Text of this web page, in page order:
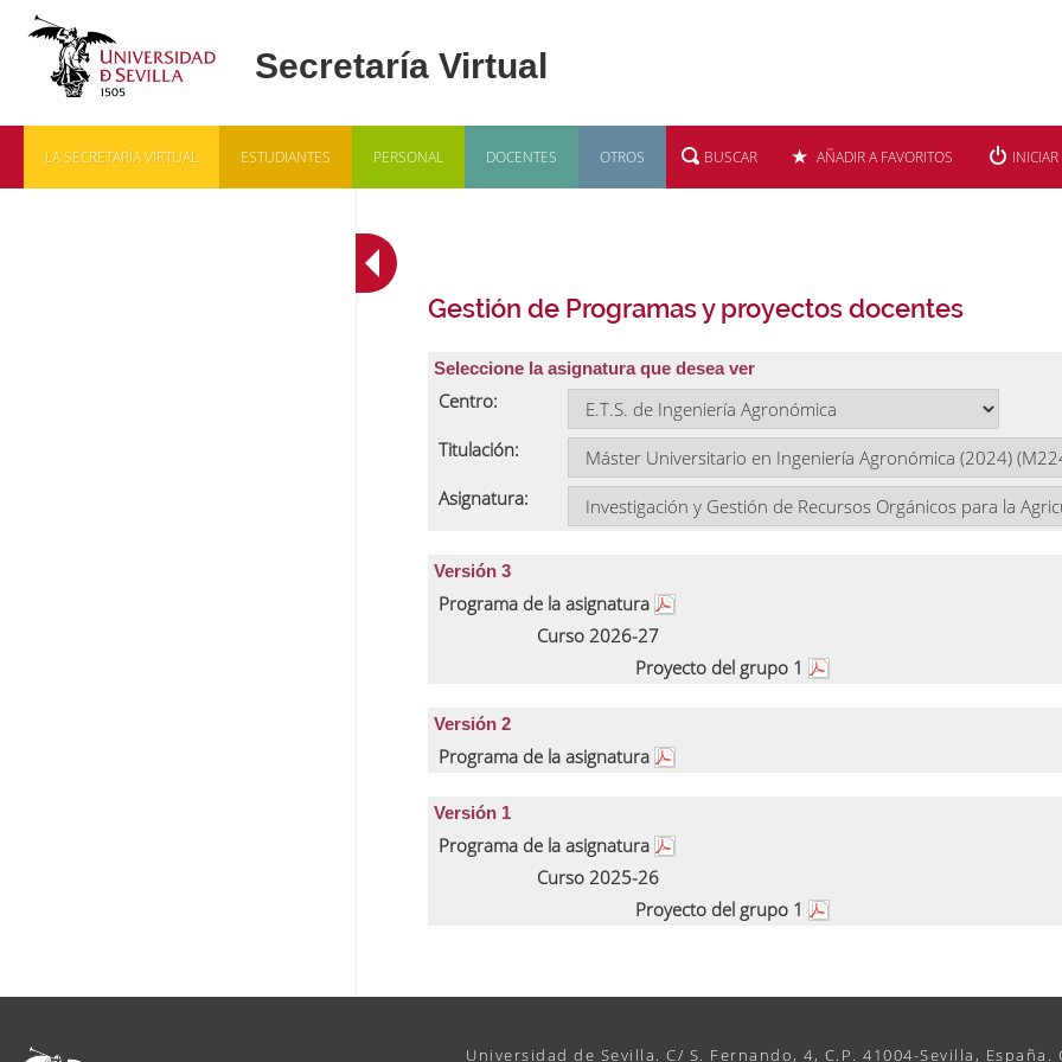
LA SECRETARÍA VIRTUAL ESTUDIANTES PERSONAL DOCENTES OTROS BUSCAR AÑADIR A FAVORITOS
Gestión de Programas y proyectos docentes
Seleccione la asignatura que desea ver
Centro:
Titulación:
Asignatura:
Versión 3
Programa de la asignatura
Curso 2026-27
Proyecto del grupo 1
Versión 2
Programa de la asignatura
Versión 1
Programa de la asignatura
Curso 2025-26
Proyecto del grupo 1
Universidad de Sevilla. C/ S. Fernando, 4, C.P. 41004-Sevilla, España.